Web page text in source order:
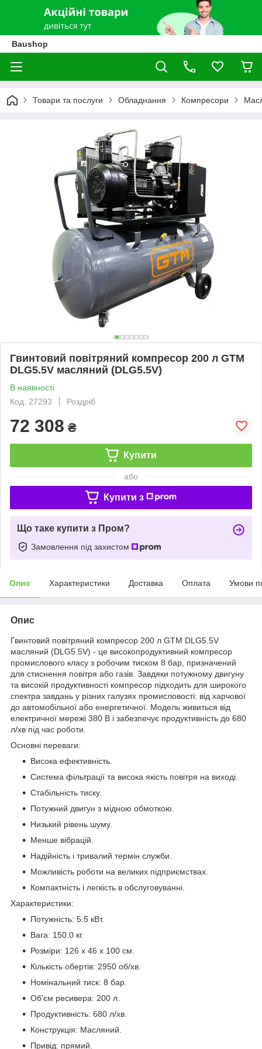
Baushop
Товари та послуги Обладнання Компресори
Гвинтовий повітряний компресор 200 л GTM
DLG5.5V масляний (DLG5.5V)
В наявності
Код: 27293
Роздріб
72 308 ₴
Купити
або
Купити з
Що таке купити з Пром?
Замовлення під захистом
Опис Характеристики Доставка Оплата Умови
Опис
Гвинтовий повітряний компресор 200 л GTM DLG5.5V
масляний (DLG5.5V) - це високопродуктивний компресор
промислового класу з робочим тиском 8 бар, призначений
для стиснення повітря або газів. Завдяки потужному двигуну
та високій продуктивності компресор підходить для широкого
спектра завдань у різних галузях промисловості: від харчової
до автомобільної або енергетичної. Модель живиться від
електричної мережі 380 В і забезпечує продуктивність до 680
л/хв під час роботи.
Основні переваги:
Висока ефективність.
Система фільтрації та висока якість повітря на виході.
Стабільність тиску.
Потужний двигун з мідною обмоткою.
Низький рівень шуму.
Менше вібрацій.
Надійність і тривалий термін служби.
Можливість роботи на великих підприємствах.
Компактність і легкість в обслуговуванні.
Характеристики:
Потужність: 5.5 кВт.
Вага: 150.0 кг.
Розміри: 126 х 46 х 100 см.
Кількість обертів: 2950 об/хв.
Номінальний тиск: 8 бар.
Об'єм ресивера: 200 л.
Продуктивність: 680 л/хв.
Конструкція: Масляний.
Привід: прямий.